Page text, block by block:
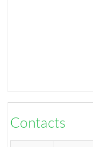
Contacts